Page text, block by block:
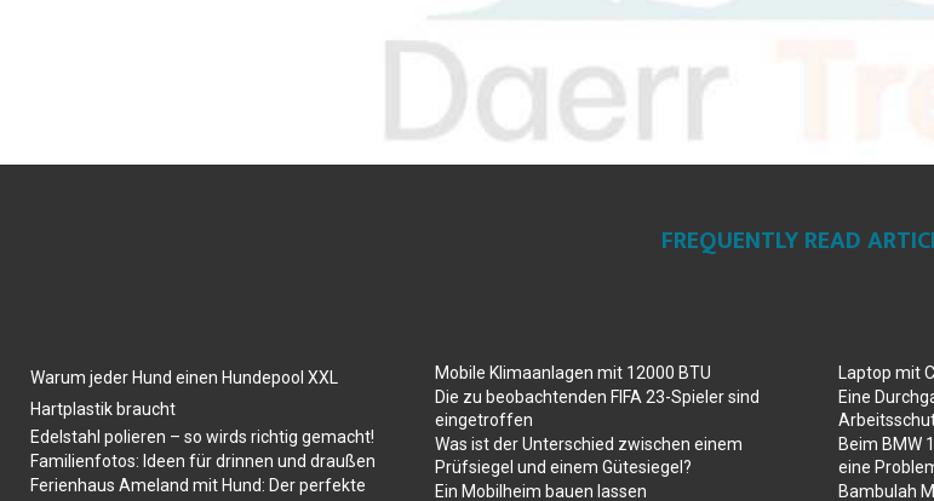
FREQUENTLY READ
Warum jeder Hund einen Hundepool XXL
Hartplastik braucht
Edelstahl polieren – so wirds richtig gemacht!
Familienfotos: Ideen für drinnen und draußen
Ferienhaus Ameland mit Hund: Der perfekte
Mobile Klimaanlagen mit 12000 BTU
Die zu beobachtenden FIFA 23-Spieler sind
eingetroffen
Was ist der Unterschied zwischen einem
Prüfsiegel und einem Gütesiegel?
Ein Mobilheim bauen lassen
Laptop mit
Eine
Beim BMW
eine
Bambulah